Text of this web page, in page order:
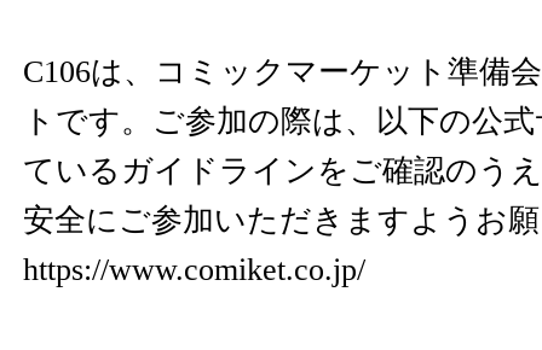
C106は、コミックマーケット準備
トです。ご参加の際は、以下の公
ているガイドラインをご確認のう
安全にご参加いただきますようお
https://www.comiket.co.jp/